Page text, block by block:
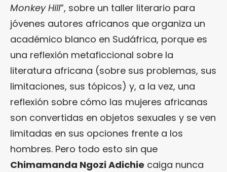
Monkey Hill”, sobre un taller literario para
jóvenes autores africanos que organiza un
académico blanco en Sudáfrica, porque es
una reflexión metaficcional sobre la
literatura africana (sobre sus problemas, sus
limitaciones, sus tópicos) y, a la vez, una
reflexión sobre cómo las mujeres africanas
son convertidas en objetos sexuales y se ven
limitadas en sus opciones frente a los
hombres. Pero todo esto sin que
Chimamanda Ngozi Adichie caiga nunca